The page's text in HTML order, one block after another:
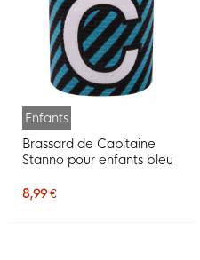
Enfants
Brassard de Capitaine
Stanno pour enfants bleu
8,99 €